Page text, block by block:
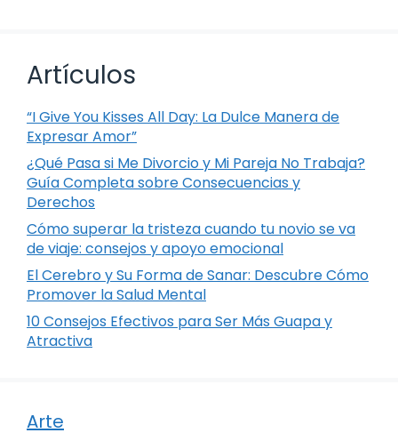
Artículos
“I Give You Kisses All Day: La Dulce Manera de
Expresar Amor”
¿Qué Pasa si Me Divorcio y Mi Pareja No Trabaja?
Guía Completa sobre Consecuencias y
Derechos
Cómo superar la tristeza cuando tu novio se va
de viaje: consejos y apoyo emocional
El Cerebro y Su Forma de Sanar: Descubre Cómo
Promover la Salud Mental
10 Consejos Efectivos para Ser Más Guapa y
Atractiva
Arte